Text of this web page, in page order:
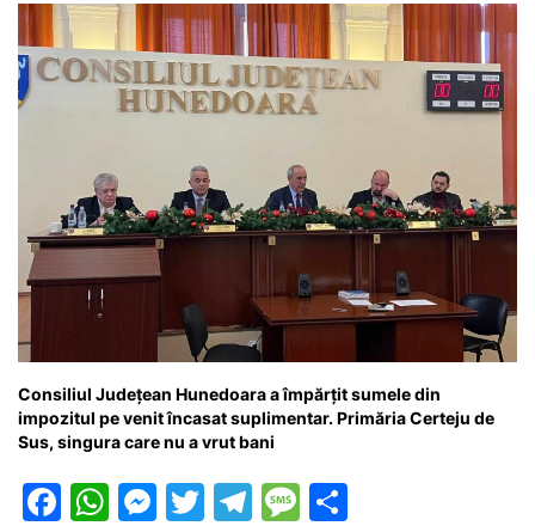
k
er
Consiliul Județean Hunedoara a împărțit sumele din
impozitul pe venit încasat suplimentar. Primăria Certeju de
Sus, singura care nu a vrut bani
F
W M T
T
M